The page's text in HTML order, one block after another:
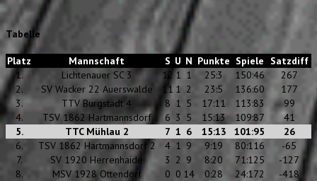
Tabelle
Platz Mannschaft S U N Punkte Spiele
Satzdiff
1.
Lichtenauer SC 3 121 1 25:3 150:46
267
2.
SV Wacker 22 Auerswalde 11 1 2 23:5 136:60
177
3.
TTV Burgstädt 4 8 1 5 17:11 113:83
99
4.
TSV 1862 Hartmannsdorf 6 3 5 15:13 109:87
41
5.
TTC Mühlau 2 7 1 6 15:13 101:95
26
6.
TSV 1862 Hartmannsdorf 2 4 1 9 9:19 80:116
-65
7.
SV 1920 Herrenhaide 3 2 9 8:20 71:125
-127
8.
MSV 1928 Ottendorf 0 0 14 0:28 24:172 -418